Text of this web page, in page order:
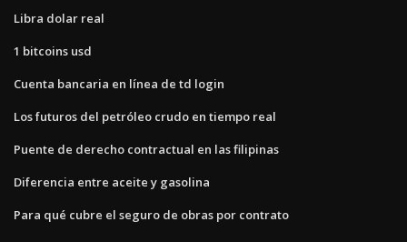
Libra dolar real
1 bitcoins usd
Cuenta bancaria en línea de td login
Los futuros del petróleo crudo en tiempo real
Puente de derecho contractual en las filipinas
Diferencia entre aceite y gasolina
Para qué cubre el seguro de obras por contrato